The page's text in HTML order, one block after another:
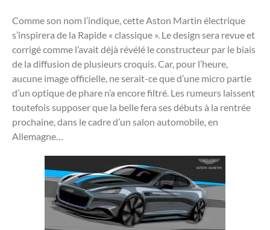
Comme son nom l’indique, cette Aston Martin électrique
s’inspirera de la Rapide « classique ». Le design sera revue et
corrigé comme l’avait déjà révélé le constructeur par le biais
de la diffusion de plusieurs croquis. Car, pour l’heure,
aucune image officielle, ne serait-ce que d’une micro partie
d’un optique de phare n’a encore filtré. Les rumeurs laissent
toutefois supposer que la belle fera ses débuts à la rentrée
prochaine, dans le cadre d’un salon automobile, en
Allemagne…